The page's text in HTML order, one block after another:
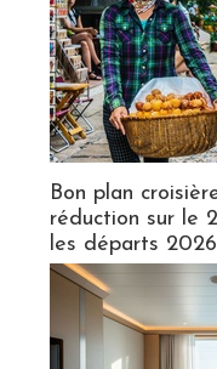
Bon plan
réduction sur le
les départs